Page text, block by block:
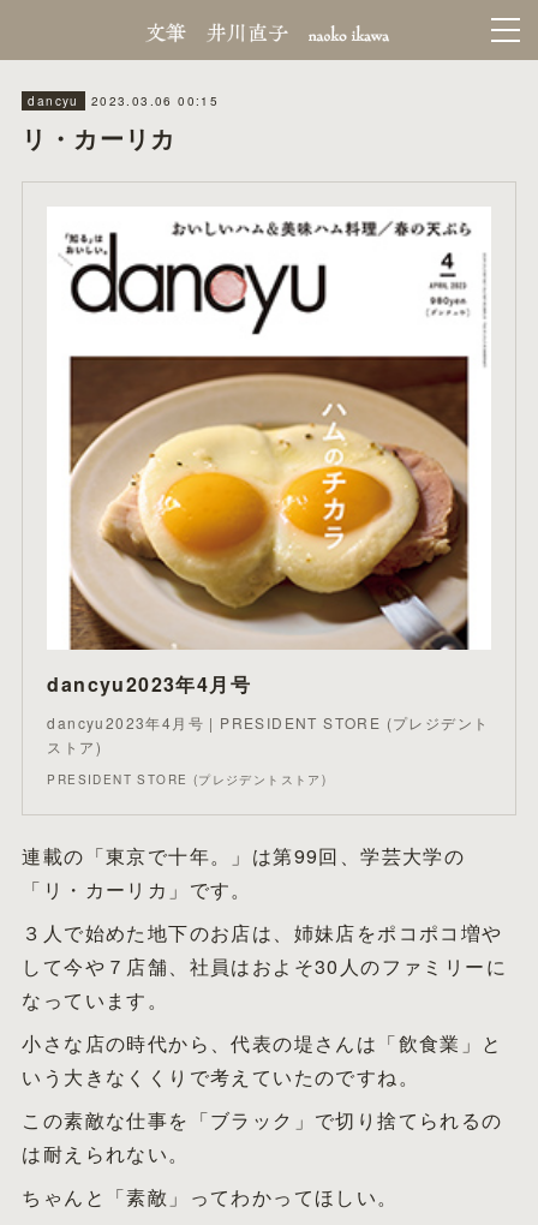
dancyu 2023.03.06 00:15
リ・カーリカ
dancyu2023年4月号
dancyu2023年4月号 | PRESIDENT STORE (プレジデント
ストア)
PRESIDENT STORE (プレジデントストア)
連載の「東京で十年。」は第99回、学芸大学の
「リ・カーリカ」です。
３人で始めた地下のお店は、姉妹店をポコポコ増や
して今や７店舗、社員はおよそ30人のファミリーに
なっています。
小さな店の時代から、代表の堤さんは「飲食業」と
いう大きなくくりで考えていたのですね。
この素敵な仕事を「ブラック」で切り捨てられるの
は耐えられない。
ちゃんと「素敵」ってわかってほしい。